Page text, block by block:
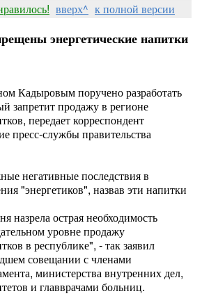
вверх^ к полной версии
энергетические напитки
Кадыровым поручено разработать
запретит продажу в регионе
передает корреспондент
пресс-службы правительства
негативные последствия в
"энергетиков", назвав эти напитки
назрела острая необходимость
уровне продажу
в республике", - так заявил
совещании с членами
министерства внутренних дел,
и главврачами больниц.